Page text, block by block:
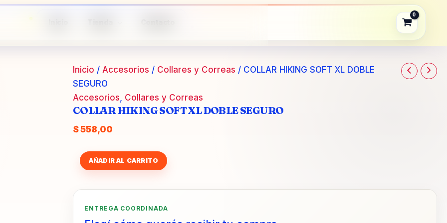
Inicio / Accesorios / Collares y Correas / COLLAR HIKING SOFT XL DOBLE
SEGURO
Accesorios, Collares y Correas
COLLAR HIKING SOFT XL DOBLE SEGURO
$558,00
COLLAR
HIKING
SEGURO
AÑADIR AL CARRITO
ENTREGA COORDINADA
SOFT